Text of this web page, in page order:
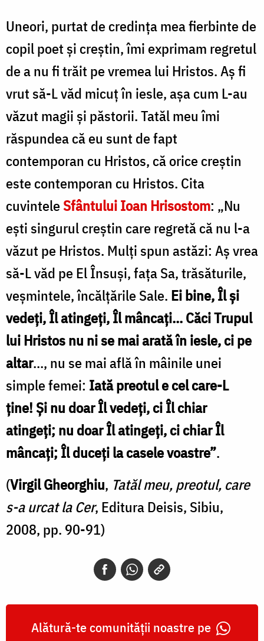
Uneori, purtat de credința mea fierbinte de
copil poet și creștin, îmi exprimam regretul
de a nu fi trăit pe vremea lui Hristos. Aș fi
vrut să-L văd micuț în iesle, așa cum L-au
văzut magii și păstorii. Tatăl meu îmi
răspundea că eu sunt de fapt
contemporan cu Hristos, că orice creștin
este contemporan cu Hristos. Cita
cuvinteleSfântului Ioan Hrisostom: „Nu
ești singurul creștin care regretă că nu l-a
văzut pe Hristos. Mulți spun astăzi: Aș vrea
să-L văd pe El Însuși, fața Sa, trăsăturile,
veșmintele, încălțările Sale. Ei bine, Îl și
vedeți, Îl atingeți, Îl mâncați... Căci Trupul
lui Hristos nu ni se mai arată în iesle, ci pe
altar..., nu se mai află în mâinile unei
simple femei: Iată preotul e cel care-L
ține! Și nu doar Îl vedeți, ci Îl chiar
atingeți; nu doar Îl atingeți, ci chiar Îl
mâncați; Îl duceți la casele voastre”.
(Virgil Gheorghiu, Tatăl meu, preotul, care
s-a urcat la Cer, Editura Deisis, Sibiu,
2008, pp. 90-91)
Alătură-te comunității noastre pe